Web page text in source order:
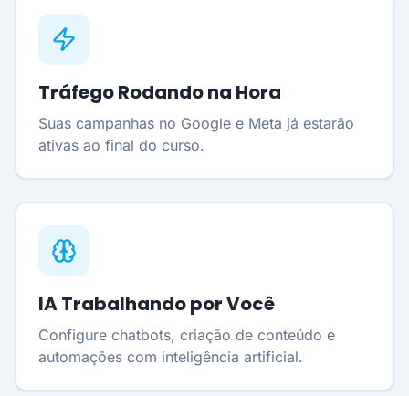
Tráfego Rodando na Hora
Suas campanhas no Google e Meta já estarão
ativas ao final do curso.
IA Trabalhando por Você
Configure chatbots, criação de conteúdo e
automações com inteligência artificial.